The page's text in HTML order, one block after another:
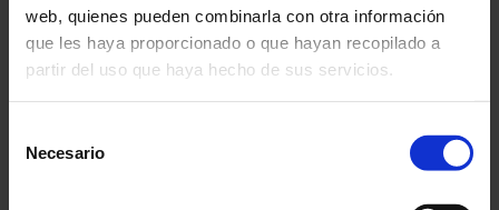
web, quienes pueden combinarla con otra información
que les haya proporcionado o que hayan recopilado a
partir del uso que haya hecho de sus servicios.
privacidad
Necesario
Gemdale Viseen Minhang
Technilogy & Industrial Park
Project 3 FLOOR, 23
BUILDING,
RD,MINHANG DISTRICT
Tél.: +86 21 65 21 51 96
E-mail :info@chauvin-
arnoux.com.cn